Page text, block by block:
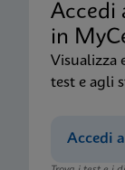
in
Visualizza
test e agli
Accedi